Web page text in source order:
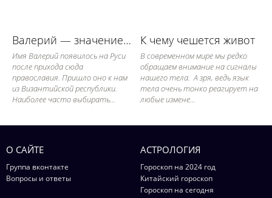
Валерий — значение имени, его судьба и характер
Имя Валерий появилось на Руси
после прихода сюда
православия. Пришло оно к нам
из Византийской республики.
Наиболее часто выбирать...
К чему чешется живот
В современном мире мы редко
обращаем внимание на сигналы
нашего тела. А зря, ведь язык
тела очень тонко реагирует на
любые измене...
О САЙТЕ
Группа вконтакте
Вопросы и ответы
АСТРОЛОГИЯ
Гороскоп на 2024 год
Китайский гороскоп
Гороскоп на сегодня